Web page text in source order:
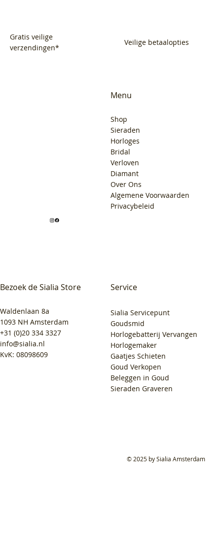
Gratis veilige
verzendingen*
Veilige betaalopties
Bezoek de Sialia Store
Waldenlaan 8a
1093 NH Amsterdam
+31 (0)20 334 3327
info@sialia.nl
KvK: 08098609
Menu
Shop
Sieraden
Horloges
Bridal
Verloven
Diamant
Over Ons
Algemene Voorwaarden
Privacybeleid
Service
Sialia Servicepunt
Goudsmid
Horlogebatterij Vervangen
Horlogemaker
Gaatjes Schieten
Goud Verkopen
Beleggen in Goud
Sieraden Graveren
© 2025 by Sialia Amsterdam